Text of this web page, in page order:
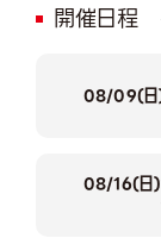
開催日程
08/09(
08/16(日)